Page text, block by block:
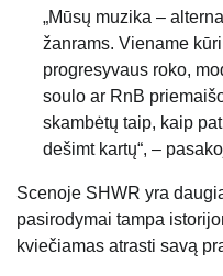
„Mūsų muzika –
žanrams. Viename
progresyvaus roko,
soulo ar RnB
skambėtų taip, kaip
dešimt kartų“, –
Scenoje SHWR yra
pasirodymai tampa
kviečiamas atrasti savą